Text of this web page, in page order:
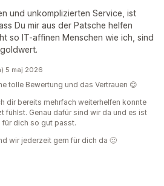
und unkomplizierten Service, ist
Du mir aus der Patsche helfen
so IT-affinen Menschen wie ich, sind
5 maj 2026
tolle Bewertung und das Vertrauen 😊
dir bereits mehrfach weiterhelfen konnte
fühlst. Genau dafür sind wir da und es ist
dich so gut passt.
wir jederzeit gern für dich da 🙂